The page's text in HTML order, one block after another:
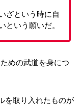
ざという時に自
という願いだ。
めの武道を身につ
を取り入れたものが